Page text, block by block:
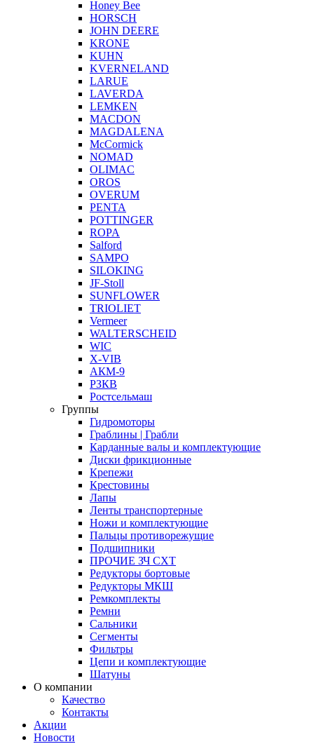
Honey Bee
HORSCH
JOHN DEERE
KRONE
KUHN
KVERNELAND
LARUE
LAVERDA
LEMKEN
MACDON
MAGDALENA
McCormick
NOMAD
OLIMAC
OROS
OVERUM
PENTA
POTTINGER
ROPA
Salford
SAMPO
SILOKING
JF-Stoll
SUNFLOWER
TRIOLIET
Vermeer
WALTERSCHEID
WIC
X-VIB
АКМ-9
РЗКВ
Ростсельмаш
Группы
Гидромоторы
Граблины | Грабли
Карданные валы и комплектующие
Диски фрикционные
Крепежи
Крестовины
Лапы
Ленты транспортерные
Ножи и комплектующие
Пальцы противорежущие
Подшипники
ПРОЧИЕ ЗЧ СХТ
Редукторы бортовые
Редукторы МКШ
Ремкомплекты
Ремни
Сальники
Сегменты
Фильтры
Цепи и комплектующие
Шатуны
О компании
Качество
Контакты
Акции
Новости